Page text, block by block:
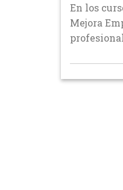
En los
Mejora